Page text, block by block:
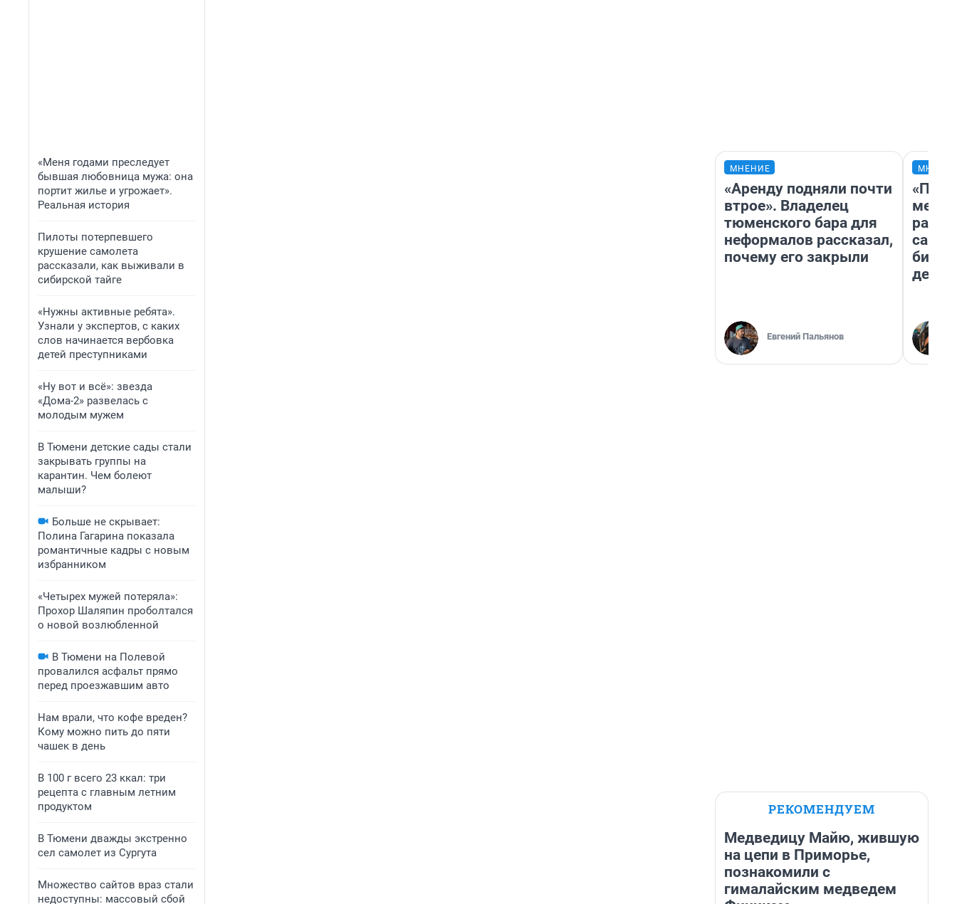
«Меня годами преследует
бывшая любовница мужа: она
портит жилье и угрожает».
Реальная история
Пилоты потерпевшего
крушение самолета
рассказали, как выживали в
сибирской тайге
«Нужны активные ребята».
Узнали у экспертов, с каких
слов начинается вербовка
детей преступниками
«Ну вот и всё»: звезда
«Дома-2» развелась с
молодым мужем
В Тюмени детские сады стали
закрывать группы на
карантин. Чем болеют
малыши?
Больше не скрывает:
Полина Гагарина показала
романтичные кадры с новым
избранником
«Четырех мужей потеряла»:
Прохор Шаляпин проболтался
о новой возлюбленной
В Тюмени на Полевой
провалился асфальт прямо
перед проезжавшим авто
Нам врали, что кофе вреден?
Кому можно пить до пяти
чашек в день
В 100 г всего 23 ккал: три
рецепта с главным летним
продуктом
В Тюмени дважды экстренно
сел самолет из Сургута
Множество сайтов враз стали
недоступны: массовый сбой
МНЕНИЕ
«Аренду подняли почти
втрое». Владелец
тюменского бара для
неформалов рассказал,
почему его закрыли
Евгений Пальянов
РЕКОМЕНДУЕМ
Медведицу Майю, жившую
на цепи в Приморье,
познакомили с
гималайским медведем